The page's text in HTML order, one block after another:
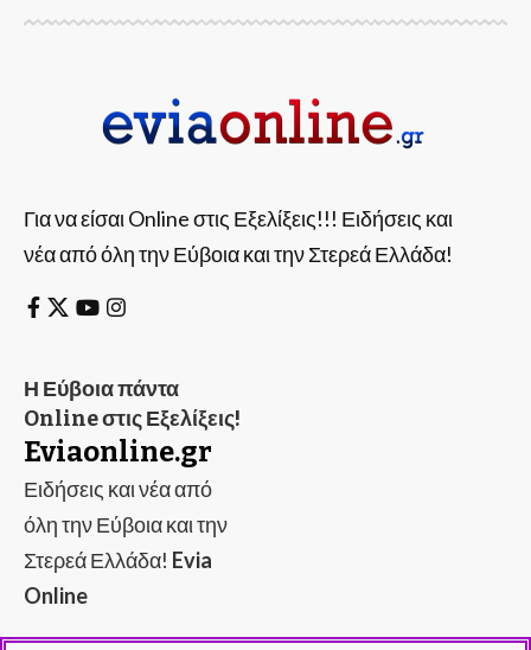
Για να είσαι Online στις Εξελίξεις!!! Ειδήσεις και
νέα από όλη την Εύβοια και την Στερεά Ελλάδα!
Η Εύβοια πάντα
Online στις Εξελίξεις!
Eviaonline.gr
Ειδήσεις και νέα από
όλη την Εύβοια και την
Στερεά Ελλάδα! Evia
Online